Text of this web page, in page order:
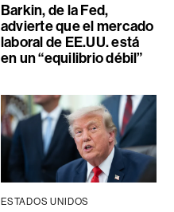
Barkin, de la Fed,
advierte que el mercado
laboral de EE.UU. está
en un “equilibrio débil”
ESTADOS UNIDOS